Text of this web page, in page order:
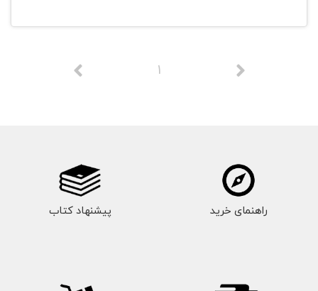
1
راهنمای خرید پیشنهاد کتاب